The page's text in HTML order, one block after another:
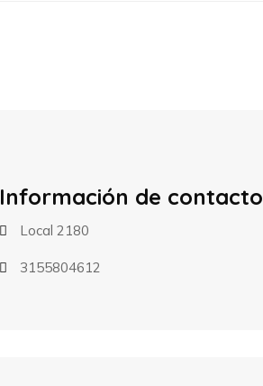
Información de contacto
Local 2180
3155804612